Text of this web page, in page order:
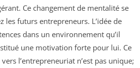
Ce changement de mentalité se
les futurs entrepreneurs. L’idée de
dans un environnement qu’il
une motivation forte pour lui. Ce
l’entrepreneuriat n’est pas unique;